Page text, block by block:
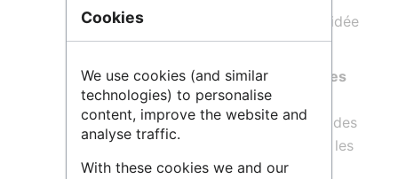
détaillée (fiche de
) validée
par des documentalistes,
fournirdesmétadonnéesstructurées
selondes standards internationaux
(Dublin Core, DataCite), qui utilisent des
vocabulaires contrôlés reconnus par les
différentes communautés, en
Cookies
We use cookies (and similar
technologies) to personalise
content, improve the website and
analyse traffic.
With these cookies we and our